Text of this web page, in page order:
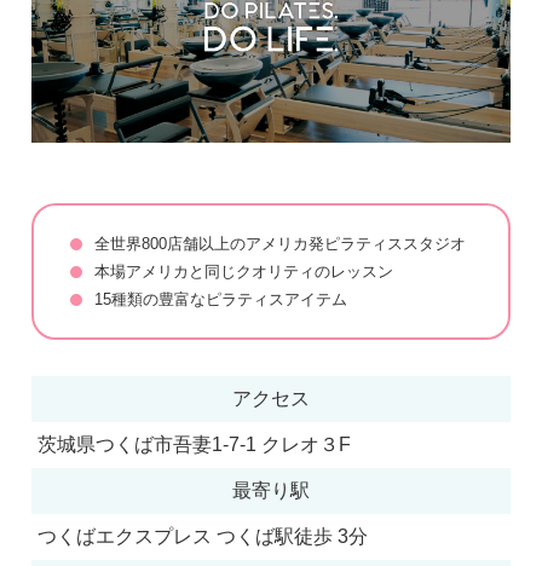
全世界800店舗以上のアメリカ発ピラティススタジオ
本場アメリカと同じクオリティのレッスン
15種類の豊富なピラティスアイテム
アクセス
茨城県つくば市吾妻1-7-1 クレオ３F
最寄り駅
つくばエクスプレス つくば駅徒歩 3分